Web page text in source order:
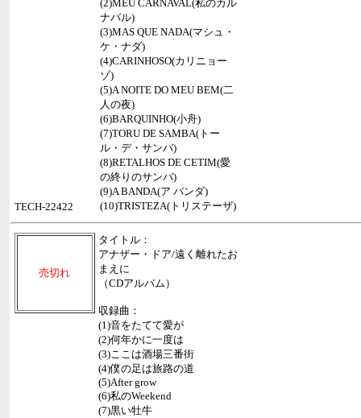
(2)MEU CARNAVAL(私のカル
ナバル)
(3)MAS QUE NADA(マシュ・
ケ・ナダ)
(4)CARINHOSO(カリニョー
ゾ)
(5)A NOITE DO MEU BEM(二
人の夜)
(6)BARQUINHO(小舟)
(7)TORU DE SAMBA(トー
ル・デ・サンバ)
(8)RETALHOS DE CETIM(愛
の終りのサンバ)
(9)A BANDA(ア バンダ)
(10)TRISTEZA(トリステーザ)
TECH-22422
売切れ
タイトル：
アナザー・ドア/遠く離れたお
まえに
（CDアルバム）
収録曲：
(1)音をたてて愛が
(2)何年かに一度は
(3)ここは酒場三番街
(4)僕の足は旅路の道
(5)After grow
(6)私のWeekend
(7)黒い牡牛